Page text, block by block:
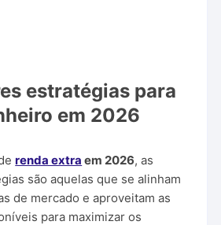
estratégias para
em 2026
renda extra em 2026, as
são aquelas que se alinham
de mercado e aproveitam as
para maximizar os